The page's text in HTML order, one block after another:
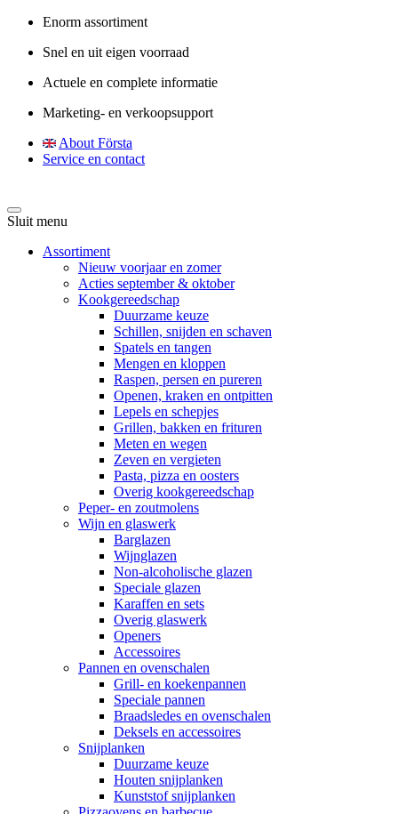
Enorm assortiment
Snel en uit eigen voorraad
Actuele en complete informatie
Marketing- en verkoopsupport
About Första
Service en contact
Sluit menu
Assortiment
Nieuw voorjaar en zomer
Acties september & oktober
Kookgereedschap
Duurzame keuze
Schillen, snijden en schaven
Spatels en tangen
Mengen en kloppen
Raspen, persen en pureren
Openen, kraken en ontpitten
Lepels en schepjes
Grillen, bakken en frituren
Meten en wegen
Zeven en vergieten
Pasta, pizza en oosters
Overig kookgereedschap
Peper- en zoutmolens
Wijn en glaswerk
Barglazen
Wijnglazen
Non-alcoholische glazen
Speciale glazen
Karaffen en sets
Overig glaswerk
Openers
Accessoires
Pannen en ovenschalen
Grill- en koekenpannen
Speciale pannen
Braadsledes en ovenschalen
Deksels en accessoires
Snijplanken
Duurzame keuze
Houten snijplanken
Kunststof snijplanken